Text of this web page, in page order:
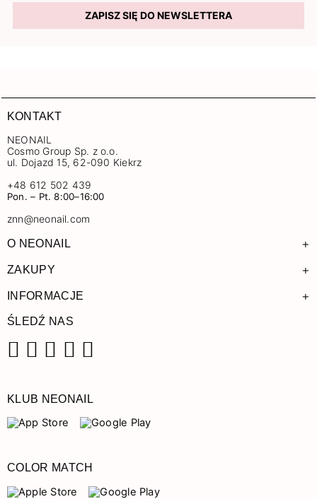
ZAPISZ SIĘ DO NEWSLETTERA
KONTAKT
NEONAIL
Cosmo Group Sp. z o.o.
ul. Dojazd 15, 62-090 Kiekrz
+48 612 502 439
Pon. – Pt. 8:00–16:00
znn@neonail.com
O NEONAIL +
ZAKUPY +
INFORMACJE +
ŚLEDŹ NAS
KLUB NEONAIL
COLOR MATCH